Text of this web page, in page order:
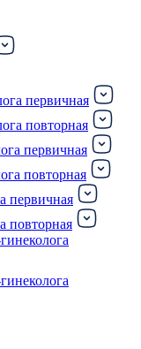
первичная
повторная
первичная
повторная
первичная
повторная